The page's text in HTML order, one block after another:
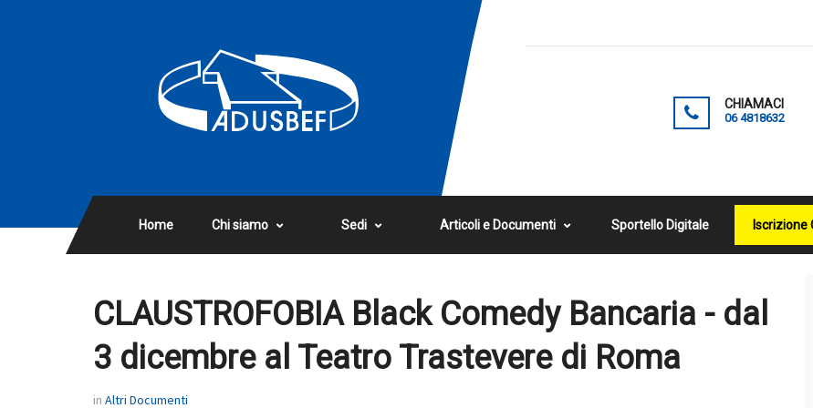
CHIAMACI
06 4818632
Home Chi siamo Sedi Articoli e Documenti Sportello Digitale Iscrizione
CLAUSTROFOBIA Black Comedy Bancaria - dal
3 dicembre al Teatro Trastevere di Roma
in Altri Documenti